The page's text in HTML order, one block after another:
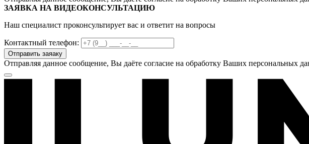
ЗАЯВКА НА ВИДЕОКОНСУЛЬТАЦИЮ
Наш специалист проконсультирует вас и ответит на вопросы
Контактный телефон:
Отправляя данное сообщение, Вы даёте согласие на обработку Ваших персональных